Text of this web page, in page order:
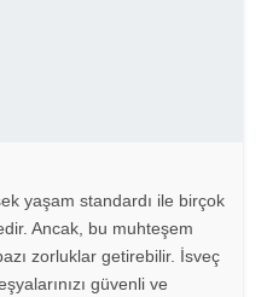
yaşam standardı ile birçok
Ancak, bu muhteşem
zorluklar getirebilir. İsveç
güvenli ve